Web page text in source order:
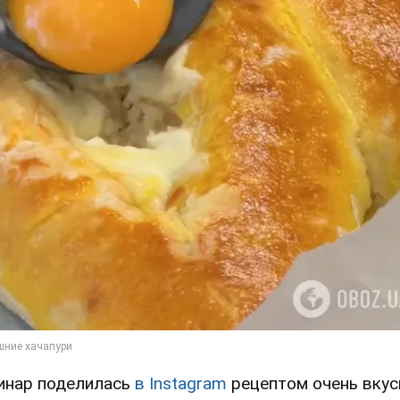
поделилась в Instagram рецептом очень